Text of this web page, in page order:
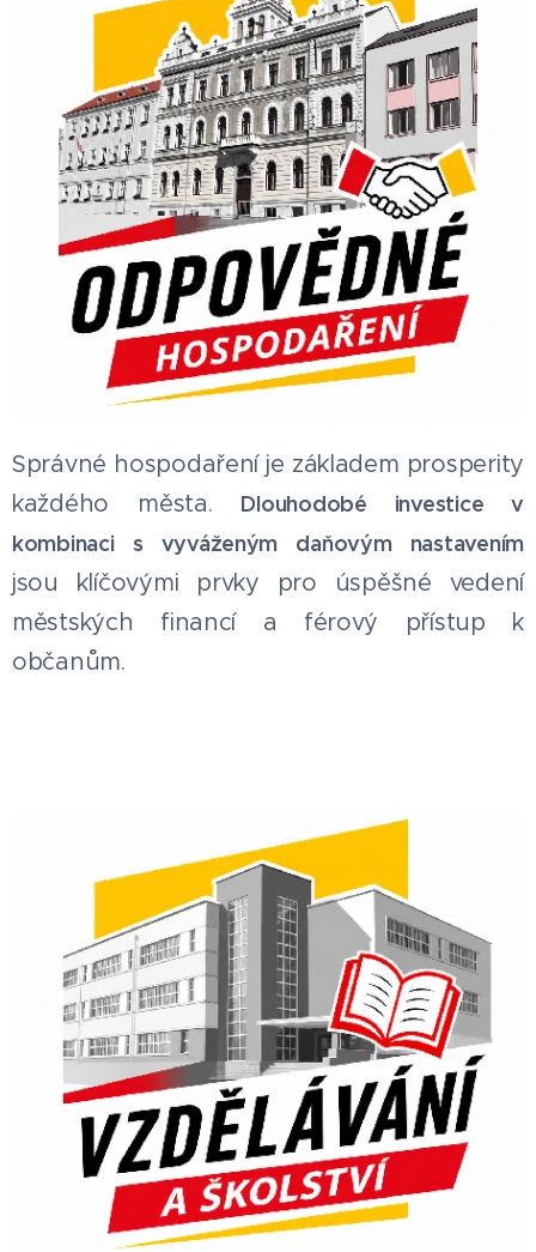
Správné hospodaření je základem prosperity
každého města. Dlouhodobé investice v
kombinaci s vyváženým daňovým nastavením
jsou klíčovými prvky pro úspěšné vedení
městských financí a férový přístup k
občanům.